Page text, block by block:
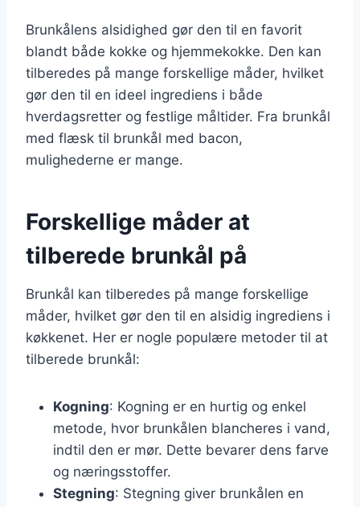
Brunkålens alsidighed gør den til en favorit
blandt både kokke og hjemmekokke. Den kan
tilberedes på mange forskellige måder, hvilket
gør den til en ideel ingrediens i både
hverdagsretter og festlige måltider. Fra brunkål
med flæsk til brunkål med bacon,
mulighederne er mange.
Forskellige måder at
tilberede brunkål på
Brunkål kan tilberedes på mange forskellige
måder, hvilket gør den til en alsidig ingrediens i
køkkenet. Her er nogle populære metoder til at
tilberede brunkål:
Kogning: Kogning er en hurtig og enkel
metode, hvor brunkålen blancheres i vand,
indtil den er mør. Dette bevarer dens farve
og næringsstoffer.
Stegning: Stegning giver brunkålen en